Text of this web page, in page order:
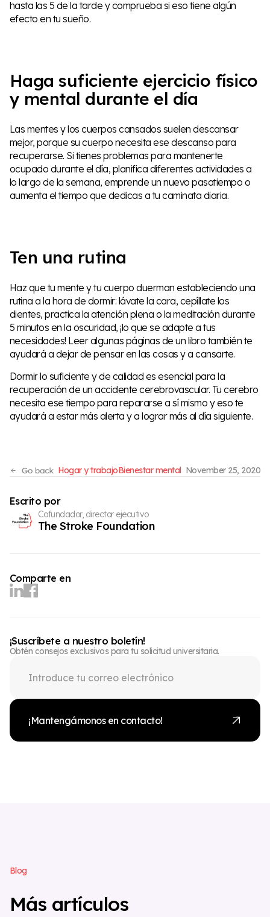
hasta las 5 de la tarde y comprueba si eso tiene algún
efecto en tu sueño.
Haga suficiente ejercicio físico
y mental durante el día
Las mentes y los cuerpos cansados suelen descansar
mejor, porque su cuerpo necesita ese descanso para
recuperarse. Si tienes problemas para mantenerte
ocupado durante el día, planifica diferentes actividades a
lo largo de la semana, emprende un nuevo pasatiempo o
aumenta el tiempo que dedicas a tu caminata diaria.
Ten una rutina
Haz que tu mente y tu cuerpo duerman estableciendo una
rutina a la hora de dormir: lávate la cara, cepíllate los
dientes, practica la atención plena o la meditación durante
5 minutos en la oscuridad, ¡lo que se adapte a tus
necesidades! Leer algunas páginas de un libro también te
ayudará a dejar de pensar en las cosas y a cansarte.
Dormir lo suficiente y de calidad es esencial para la
recuperación de un accidente cerebrovascular. Tu cerebro
necesita ese tiempo para repararse a sí mismo y eso te
ayudará a estar más alerta y a lograr más al día siguiente.
Hogar y trabajoBienestar mental November 25, 2020
Escrito por
Cofundador, director ejecutivo
The Stroke Foundation
Comparte en
¡Suscríbete a nuestro boletín!
Obtén consejos exclusivos para tu solicitud universitaria.
¡Mantengámonos en contacto!
Blog
Más artículos